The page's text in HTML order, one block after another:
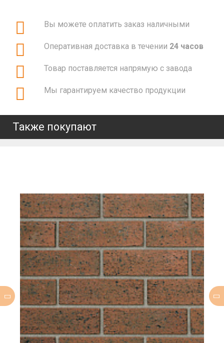
Вы можете оплатить заказ наличными
Оперативная доставка в течении 24 часов
Товар поставляется напрямую с завода
Мы гарантируем качество продукции
Также покупают